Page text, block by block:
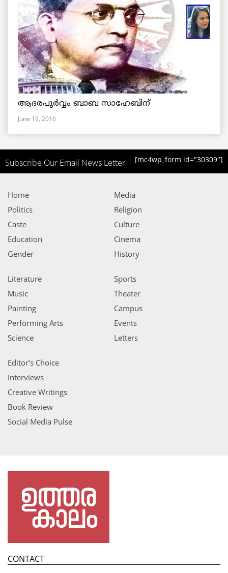
ആദരപൂര്‍വ്വം ബാബ സാഹേബിന്
June 19, 2016
Subscribe Our Email News Letter [mc4wp_form id="30309"]
Home
Politics
Caste
Education
Gender
Media
Religion
Culture
Cinema
History
Literature
Music
Painting
Performing Arts
Science
Sports
Theater
Campus
Events
Letters
Editor’s Choice
Interviews
Creative Writings
Book Review
Social Media Pulse
CONTACT